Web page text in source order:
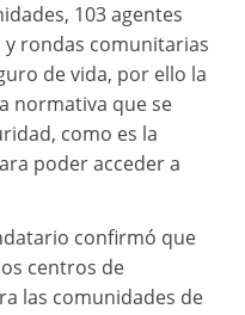
103 agentes
rondas comunitarias
de vida, por ello la
normativa que se
como es la
poder acceder a
confirmó que
centros de
las comunidades de